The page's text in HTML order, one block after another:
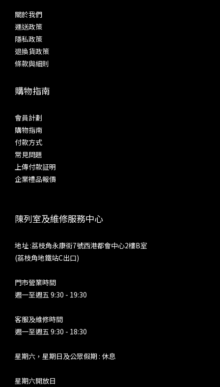
關於我們
運送政策
隱私政策
退換貨政策
條款與細則
購物指南
會員計劃
購物指南
付款方式
常見問題
上傳付款証明
企業禮品報價
陳列室及維修服務中心
地址 :荔枝角永康街7號西港都會中心2樓B室
(荔枝角地鐵站C出口)
門市營業時間
週一至週五 9:30 - 19:30
客服及維修時間
週一至週五 9:30 - 18:30
星期六，星期日及公眾假期 : 休息
星期六開放日